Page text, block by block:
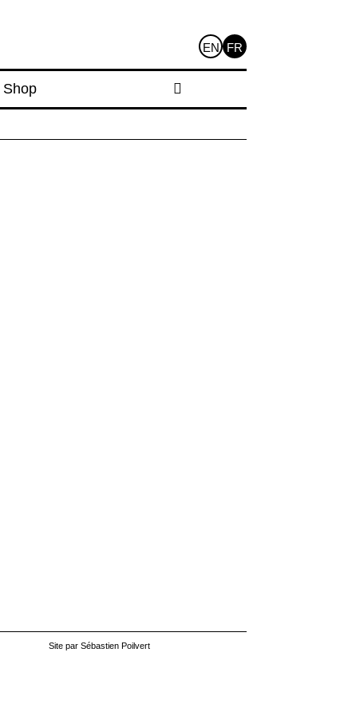
EN FR
Shop
Site par Sébastien Poilvert